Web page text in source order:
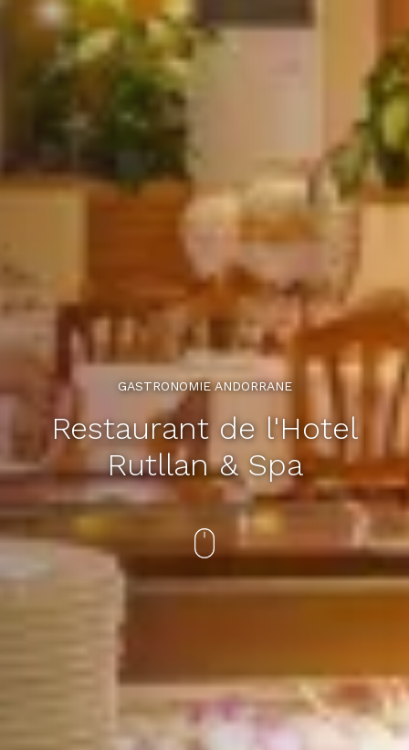
GASTRONOMIE ANDORRANE
Restaurant de l'Hotel
Rutllan & Spa